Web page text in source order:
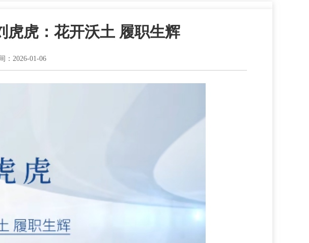
虎虎：花开沃土 履职生辉
：2026-01-06